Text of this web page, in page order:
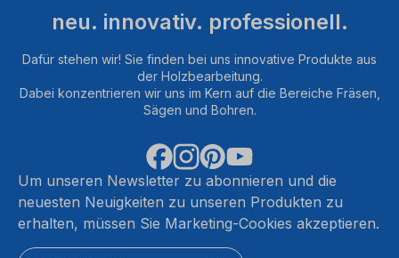
neu. innovativ. professionell.
Dafür stehen wir! Sie finden bei uns innovative Produkte aus
der Holzbearbeitung.
Dabei konzentrieren wir uns im Kern auf die Bereiche Fräsen,
Sägen und Bohren.
Um unseren Newsletter zu abonnieren und die
neuesten Neuigkeiten zu unseren Produkten zu
erhalten, müssen Sie Marketing-Cookies akzeptieren.